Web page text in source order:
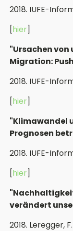
2018. IUFE-
[hier]
"Ursachen
Migration:
2018. IUFE-
[hier]
"Klimawandel
Prognosen
2018. IUFE-
[hier]
verändert
2018. Leregger,